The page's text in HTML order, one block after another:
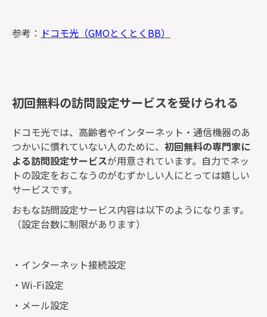
参考： ドコモ光（GMOとくとくBB）
初回無料の訪問設定サービスを受けられる
ドコモ光では、高齢者やインターネット・通信機器のあ
つかいに慣れていない人のために、 初回無料の専門家に
よる訪問設定サービスが用意されています。自力でネッ
トの設定をおこなうのがむずかしい人にとっては嬉しい
サービスです。
おもな訪問設定サービス内容は以下のようになります。
（設定台数に制限があります）
・インターネット接続設定
・Wi-Fi設定
・メール設定